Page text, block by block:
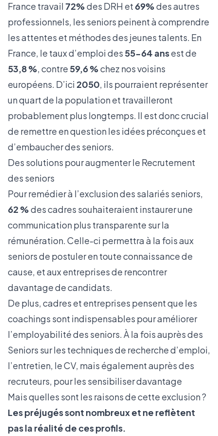
France travail 72%des DRH et 69%des autres
professionnels, les seniors peinent à comprendre
les attentes et méthodes des jeunes talents. En
France, le taux d’emploi des 55-64 ansest de
53,8 %, contre 59,6 %chez nos voisins
européens. D’ici 2050, ils pourraient représenter
un quart de la population et travailleront
probablement plus longtemps. Il est donc crucial
de remettre en question les idées préconçues et
d’embaucher des seniors.
Des solutions pour augmenter le Recrutement
des seniors
Pour remédier à l’exclusion des salariés seniors,
62 %des cadres souhaiteraient instaurer une
communication plus transparente sur la
rémunération. Celle-ci permettra à la fois aux
seniors de postuler en toute connaissance de
cause, et aux entreprises de rencontrer
davantage de candidats.
De plus, cadres et entreprises pensent que les
coachings sont indispensables pour améliorer
l’employabilité des seniors. À la fois auprès des
Seniors sur les techniques de recherche d’emploi,
l’entretien, le CV, mais également auprès des
recruteurs, pour les sensibiliser davantage
Mais quelles sont les raisons de cette exclusion ?
Les préjugés sont nombreux et ne reflètent
pas la réalité de ces profils.